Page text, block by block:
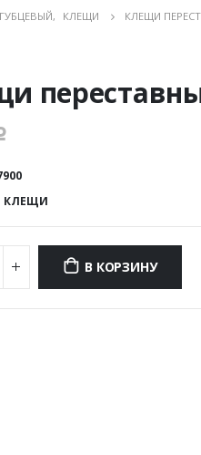
, КЛЕЩИ КЛЕЩИ
КЛЕЩИ
В КОРЗИНУ